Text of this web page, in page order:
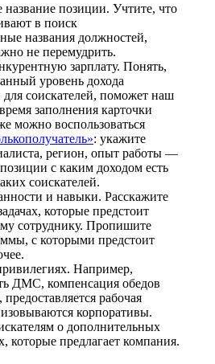
позиции. Учтите, что
в поиск
названия должностей,
не перемудрить.
зарплату. Понять,
уровень дохода
для соискателей, поможет наш
заполнения карточки
можно воспользоваться
: укажите
регион, опыт работы —
с каким доходом есть
соискателей.
и навыки. Расскажите
которые предстоит
сотруднику. Пропишите
с которыми предстоит
Например,
ДМС, компенсация обедов
рабочая
корпоративы.
о дополнительных
которые предлагает компания.